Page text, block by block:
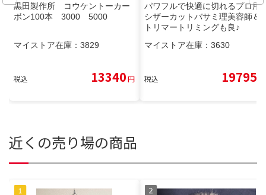
黒田製作所 コウケントーカー
ボン100本 3000 5000
マイストア在庫： 3829
税込 13340円
パワフルで快適に切れるプロ用
シザーカットバサミ理美容師＆
トリマートリミングも良♪
マイストア在庫： 3630
税込 19795
近くの売り場の商品